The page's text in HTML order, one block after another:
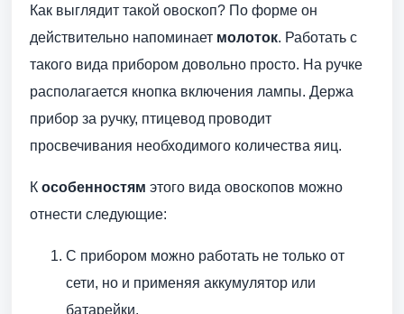
Как выглядит такой овоскоп? По форме он
действительно напоминает молоток. Работать с
такого вида прибором довольно просто. На ручке
располагается кнопка включения лампы. Держа
прибор за ручку, птицевод проводит
просвечивания необходимого количества яиц.
К особенностям этого вида овоскопов можно
отнести следующие:
С прибором можно работать не только от
сети, но и применяя аккумулятор или
батарейки.